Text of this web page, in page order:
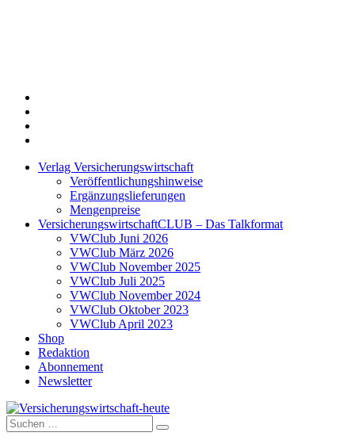
Verlag Versicherungswirtschaft
Veröffentlichungshinweise
Ergänzungslieferungen
Mengenpreise
VersicherungswirtschaftCLUB – Das Talkformat
VWClub Juni 2026
VWClub März 2026
VWClub November 2025
VWClub Juli 2025
VWClub November 2024
VWClub Oktober 2023
VWClub April 2023
Shop
Redaktion
Abonnement
Newsletter
Versicherungswirtschaft-heute
Suche
nach: